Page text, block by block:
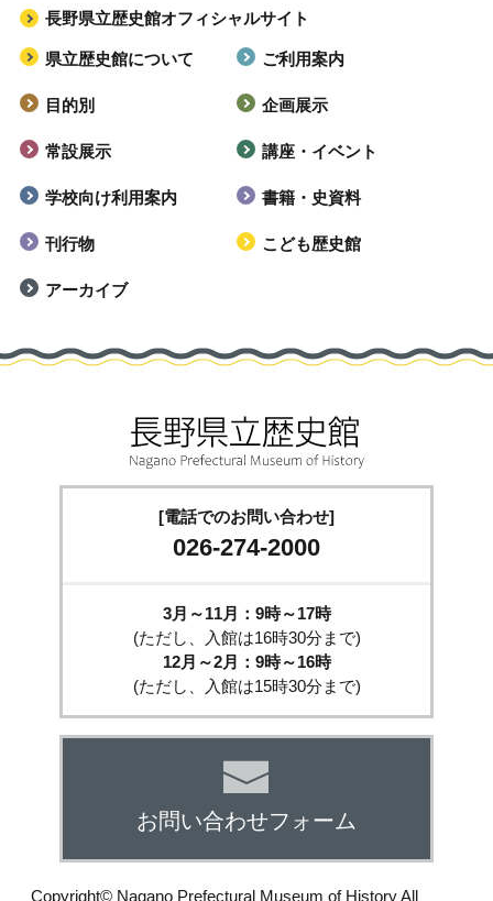
長野県立歴史館オフィシャルサイト
県立歴史館について ご利用案内
目的別 企画展示
常設展示 講座・イベント
学校向け利用案内 書籍・史資料
刊行物 こども歴史館
アーカイブ
[電話でのお問い合わせ]
026-274-2000
3月～11月：9時～17時
(ただし、入館は16時30分まで)
12月～2月：9時～16時
(ただし、入館は15時30分まで)
お問い合わせフォーム
Copyright© Nagano Prefectural Museum of History All